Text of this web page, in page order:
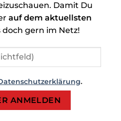
Damit Du
auf dem aktuellsten
doch gern im Netz!
.